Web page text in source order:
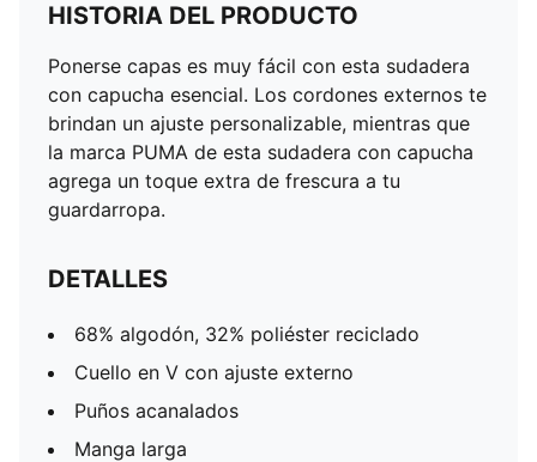
HISTORIA DEL PRODUCTO
Ponerse capas es muy fácil con esta sudadera
con capucha esencial. Los cordones externos te
brindan un ajuste personalizable, mientras que
la marca PUMA de esta sudadera con capucha
agrega un toque extra de frescura a tu
guardarropa.
DETALLES
68% algodón, 32% poliéster reciclado
Cuello en V con ajuste externo
Puños acanalados
Manga larga